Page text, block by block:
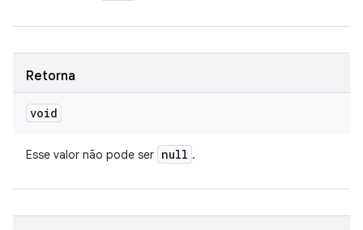
Retorna
void
Esse valor não pode ser null .